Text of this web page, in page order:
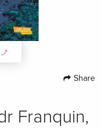
Share
Franquin,